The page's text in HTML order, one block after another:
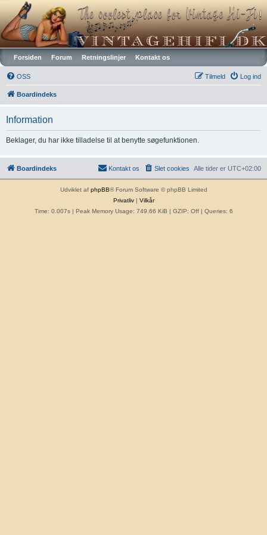
Vintagehifi.dk
Forsiden Forum Retningslinjer Kontakt os
OSS Log ind
Tilmeld
Boardindeks
Information
Beklager, du har ikke tilladelse til at benytte søgefunktionen.
Boardindeks Alle tider er UTC+02:00
Slet cookies
Kontakt os
Udviklet af phpBB® Forum Software © phpBB Limited
Privatliv| Vilkår
Time: 0.007s| Peak Memory Usage: 749.66 KiB | GZIP: Off | Queries: 6